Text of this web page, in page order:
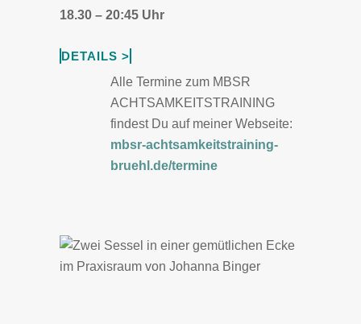
18.30 – 20:45 Uhr
DETAILS >
Alle Termine zum MBSR
ACHTSAMKEITSTRAINING
findest Du auf meiner Webseite:
mbsr-achtsamkeitstraining-
bruehl.de/termine